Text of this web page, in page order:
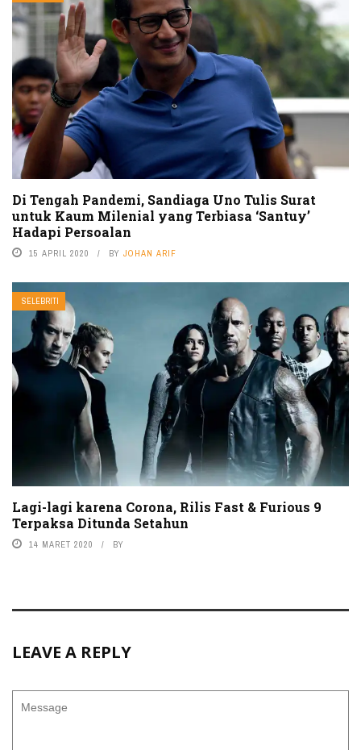
Di Tengah Pandemi, Sandiaga Uno Tulis Surat
untuk Kaum Milenial yang Terbiasa ‘Santuy’
Hadapi Persoalan
15 APRIL 2020 BY JOHAN ARIF
SELEBRITI
Lagi-lagi karena Corona, Rilis Fast & Furious 9
Terpaksa Ditunda Setahun
14 MARET 2020 BY
LEAVE A REPLY